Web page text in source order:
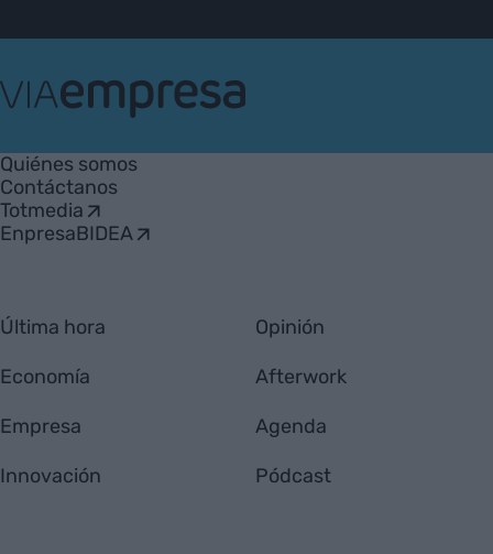
Empresa
Quiénes somos
Contáctanos
Totmedia
EnpresaBIDEA
Última hora
Economía
Empresa
Innovación
Opinión
Afterwork
Agenda
Pódcast